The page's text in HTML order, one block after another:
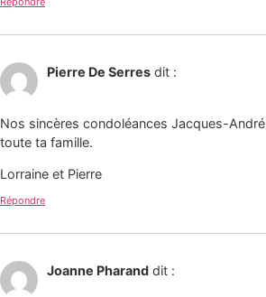
Pierre De Serres dit :
Nos sincères condoléances Jacques-
toute ta famille.
Lorraine et Pierre
Répondre
Joanne Pharand dit :